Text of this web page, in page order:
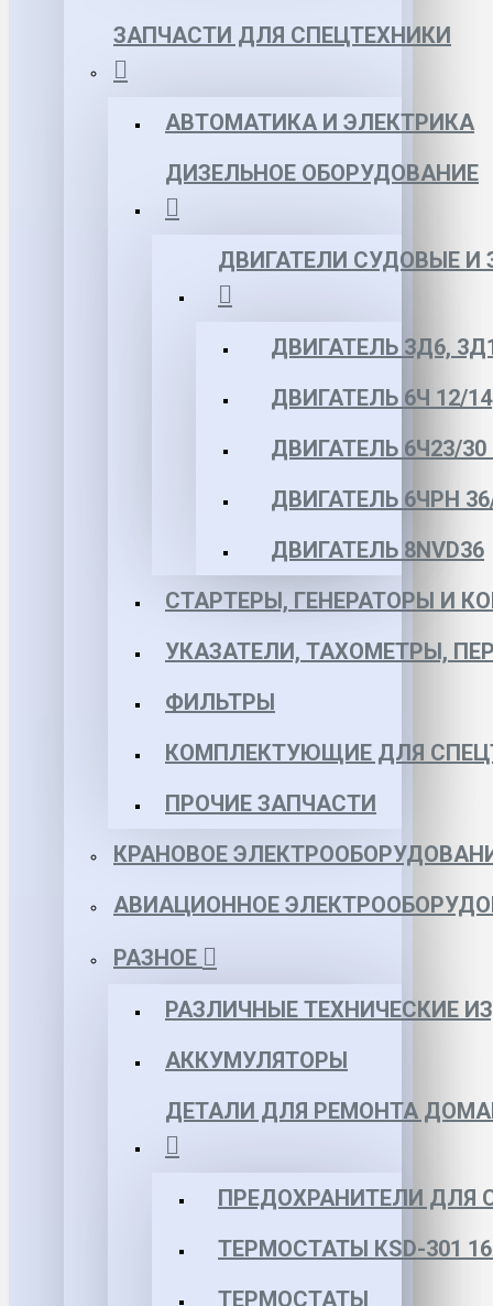
ЗАПЧАСТИ ДЛЯ СПЕЦТЕХНИКИ
АВТОМАТИКА И ЭЛЕКТРИКА
ДИЗЕЛЬНОЕ ОБОРУДОВАНИЕ
ДВИГАТЕЛИ СУДОВЫЕ И
ДВИГАТЕЛЬ 3Д6,
ДВИГАТЕЛЬ 6Ч 12/14
ДВИГАТЕЛЬ 6Ч23/30
ДВИГАТЕЛЬ 6ЧРН
ДВИГАТЕЛЬ 8NVD36
СТАРТЕРЫ, ГЕНЕРАТОРЫ И
УКАЗАТЕЛИ, ТАХОМЕТРЫ,
ФИЛЬТРЫ
КОМПЛЕКТУЮЩИЕ ДЛЯ
ПРОЧИЕ ЗАПЧАСТИ
КРАНОВОЕ
АВИАЦИОННОЕ
РАЗНОЕ
РАЗЛИЧНЫЕ ТЕХНИЧЕСКИЕ
АККУМУЛЯТОРЫ
ДЕТАЛИ ДЛЯ РЕМОНТА
ПРЕДОХРАНИТЕЛИ ДЛЯ
ТЕРМОСТАТЫ КSD-301
ТЕРМОСТАТЫ